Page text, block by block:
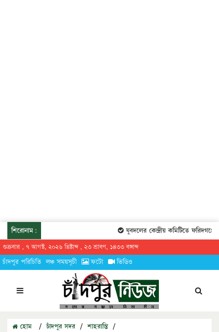
শিরোনাম: যুবদলের কেন্দ্রীয় কমিটিতে ফরিদগঞ্জের
শুক্রবার , ৭ আগস্ট, ২০২৬ খ্রিষ্টাব্দ , ২৩ শ্রাবণ, ১৪৩৩ বঙ্গাব্দ
চাঁদপুর পরিচিতি লঞ্চ সময়সূচী ফটো ভিডিও
হোম / চাঁদপুর সদর / শাহরাস্তি /